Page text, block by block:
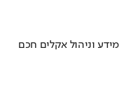
וניהול אקלים חכם